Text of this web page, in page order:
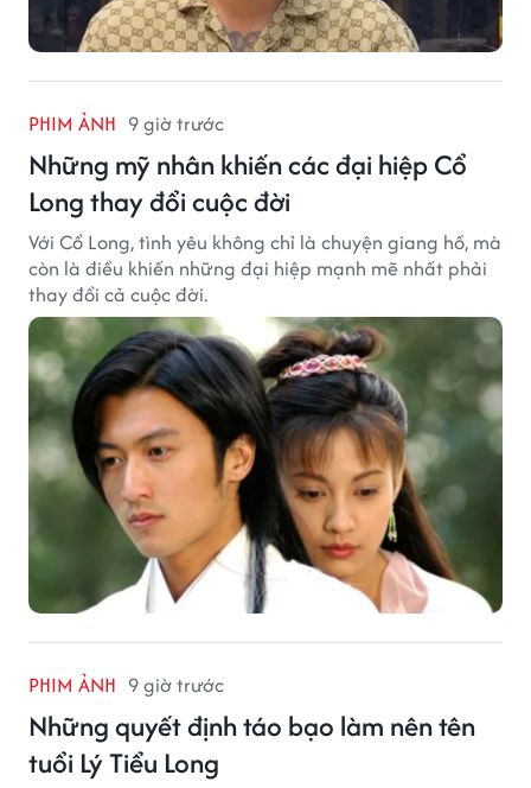
PHIM ẢNH 9 giờ trước
Những mỹ nhân khiến các đại hiệp Cổ
Long thay đổi cuộc đời
Với Cổ Long, tình yêu không chỉ là chuyện giang hồ, mà
còn là điều khiến những đại hiệp mạnh mẽ nhất phải
thay đổi cả cuộc đời.
PHIM ẢNH 9 giờ trước
Những quyết định táo bạo làm nên tên
tuổi Lý Tiểu Long